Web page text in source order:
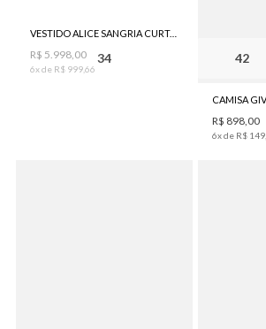
34
VESTIDO ALICE SANGRIA CURTO BORDADO BO.BÔ FEMININO
R$ 5 998 00
6x de R$ 99966
42
R$ 898 00
6x de R$ 149